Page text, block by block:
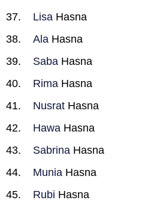
Lisa Hasna
Ala Hasna
Saba Hasna
Rima Hasna
Nusrat Hasna
Hawa Hasna
Sabrina Hasna
Munia Hasna
Rubi Hasna